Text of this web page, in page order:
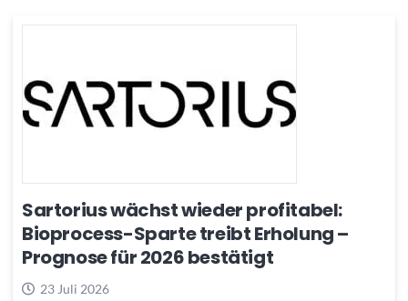
Sartorius wächst wieder profitabel:
Bioprocess-Sparte treibt Erholung –
Prognose für 2026 bestätigt
23 Juli 2026